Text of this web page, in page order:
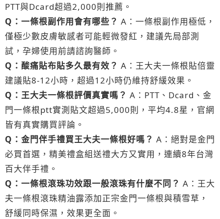
PTT與Dcard超過2,000則推薦。
Q：一條根副作用會有哪些？ A：一條根副作用極低，
僅極少數皮膚敏感者可能輕微發紅，建議先局部測
試，孕婦使用前請諮詢醫師。
Q：酸痛貼布貼多久最有效？ A：王大夫一條根貼倍靈
建議貼8-12小時，超過12小時仍維持舒緩效果。
Q：王大夫一條根評價真實嗎？ A：PTT、Dcard、金
門一條根ptt實測貼文超過5,000則，平均4.8星，官網
皆有真實購買評論。
Q：金門伴手禮買王大夫一條根好嗎？ A：絕對是金門
必買首選，精美禮盒組送禮大方又實用，連續8年台灣
百大伴手禮。
Q：一條根滾珠功效跟一般滾珠有什麼不同？ A：王大
夫一條根滾珠精油露添加正宗金門一條根與積雪草，
舒緩同時保濕，效果更全面。